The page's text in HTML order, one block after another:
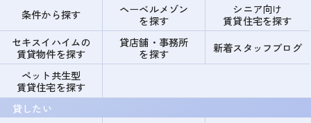
条件から探す
ヘーベルメゾン
を探す
シニア向け
賃貸住宅を探す
セキスイハイムの
賃貸物件を探す
貸店舗・事務所
を探す
新着スタッフブログ
ペット共生型
賃貸住宅を探す
貸したい